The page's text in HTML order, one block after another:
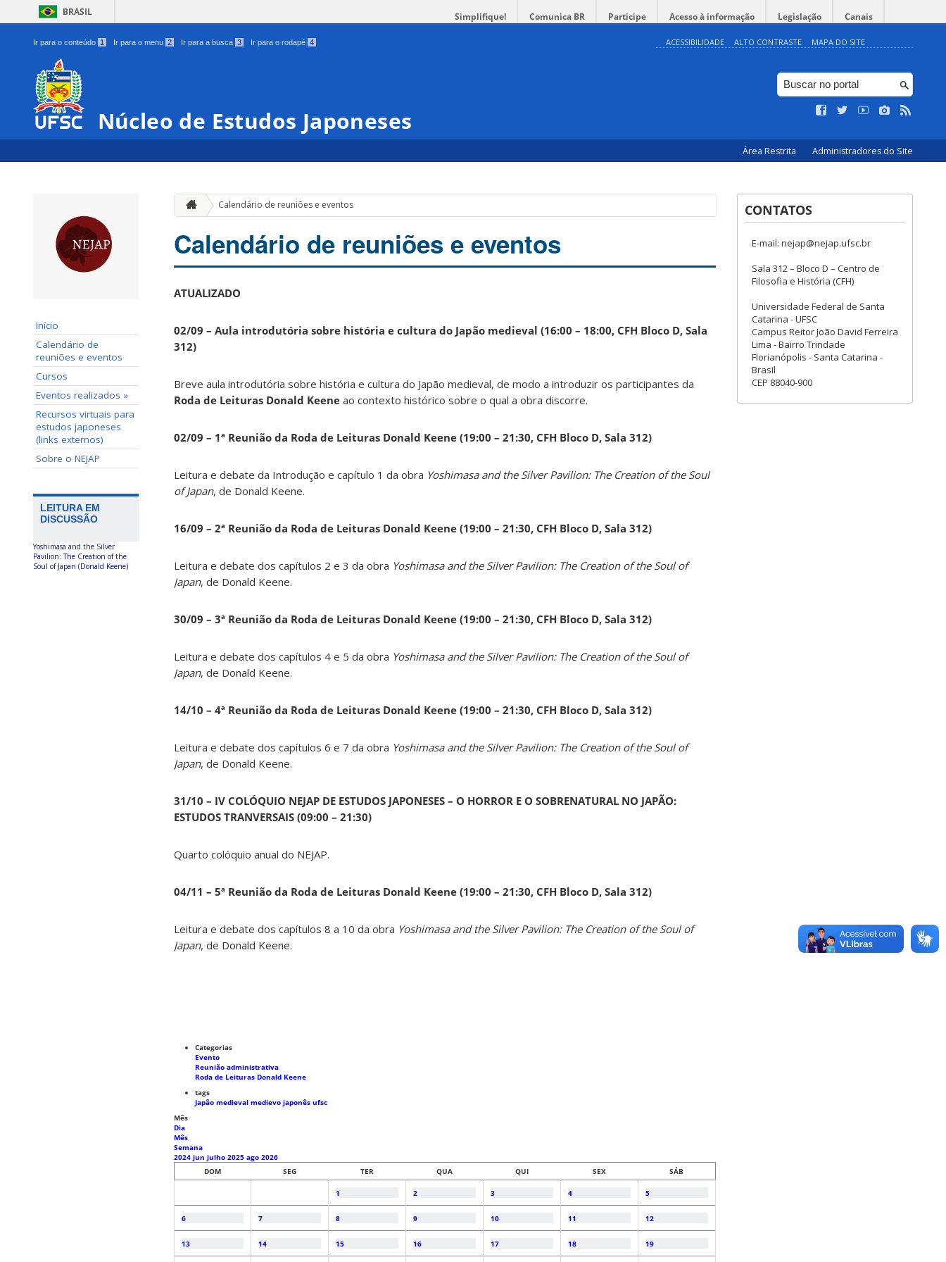
BRASIL Simplifique! Comunica BR Participe Acesso à informação Legislação Canais
Ir para o conteúdo 1 Ir para o menu 2 Ir para a busca 3 Ir para o rodapé 4 ACESSIBILIDADE ALTO CONTRASTE MAPA DO SITE
Núcleo de Estudos Japoneses
Área Restrita Administradores do Site
Início
Calendário de
reuniões e eventos
Cursos
Eventos realizados »
Recursos virtuais para
estudos japoneses
(links externos)
Sobre o NEJAP
LEITURA EM
DISCUSSÃO
Yoshimasa and the Silver
Pavilion: The Creation of the
Soul of Japan (Donald Keene)
Calendário de reuniões e eventos
Calendário de reuniões e eventos
ATUALIZADO
02/09 – Aula introdutória sobre história e cultura do Japão medieval (16:00 – 18:00, CFH Bloco D, Sala
312)
Breve aula introdutória sobre história e cultura do Japão medieval, de modo a introduzir os participantes da
Roda de Leituras Donald Keene ao contexto histórico sobre o qual a obra discorre.
02/09 – 1ª Reunião da Roda de Leituras Donald Keene (19:00 – 21:30, CFH Bloco D, Sala 312)
Leitura e debate da Introdução e capítulo 1 da obra Yoshimasa and the Silver Pavilion: The Creation of the Soul
of Japan, de Donald Keene.
16/09 – 2ª Reunião da Roda de Leituras Donald Keene (19:00 – 21:30, CFH Bloco D, Sala 312)
Leitura e debate dos capítulos 2 e 3 da obra Yoshimasa and the Silver Pavilion: The Creation of the Soul of
Japan, de Donald Keene.
30/09 – 3ª Reunião da Roda de Leituras Donald Keene (19:00 – 21:30, CFH Bloco D, Sala 312)
Leitura e debate dos capítulos 4 e 5 da obra Yoshimasa and the Silver Pavilion: The Creation of the Soul of
Japan, de Donald Keene.
14/10 – 4ª Reunião da Roda de Leituras Donald Keene (19:00 – 21:30, CFH Bloco D, Sala 312)
Leitura e debate dos capítulos 6 e 7 da obra Yoshimasa and the Silver Pavilion: The Creation of the Soul of
Japan, de Donald Keene.
31/10 – IV COLÓQUIO NEJAP DE ESTUDOS JAPONESES – O HORROR E O SOBRENATURAL NO JAPÃO:
ESTUDOS TRANVERSAIS (09:00 – 21:30)
Quarto colóquio anual do NEJAP.
04/11 – 5ª Reunião da Roda de Leituras Donald Keene (19:00 – 21:30, CFH Bloco D, Sala 312)
Leitura e debate dos capítulos 8 a 10 da obra Yoshimasa and the Silver Pavilion: The Creation of the Soul of
Japan, de Donald Keene.
Categorias
Evento
Reunião administrativa
Roda de Leituras Donald Keene
tags
Japão medieval medievo japonês ufsc
Mês
Dia
Mês
Semana
2024 jun julho 2025 ago 2026
DOM
SEG TER QUA QUI SEX SÁB
1 2 3 4 5
6 7 8 9 10 11 12
13 14 15 16 17 18 19
CONTATOS
E-mail: nejap@nejap.ufsc.br
Sala 312 – Bloco D – Centro de
Filosofia e História (CFH)
Universidade Federal de Santa
Catarina - UFSC
Campus Reitor João David Ferreira
Lima - Bairro Trindade
Florianópolis - Santa Catarina -
Brasil
CEP 88040-900